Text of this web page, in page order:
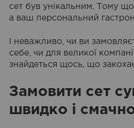
сет був унікальним. Тому
а ваш персональний
І неважливо, чи ви
себе, чи для великої
знайдеться щось, що
Замовити сет
швидко і